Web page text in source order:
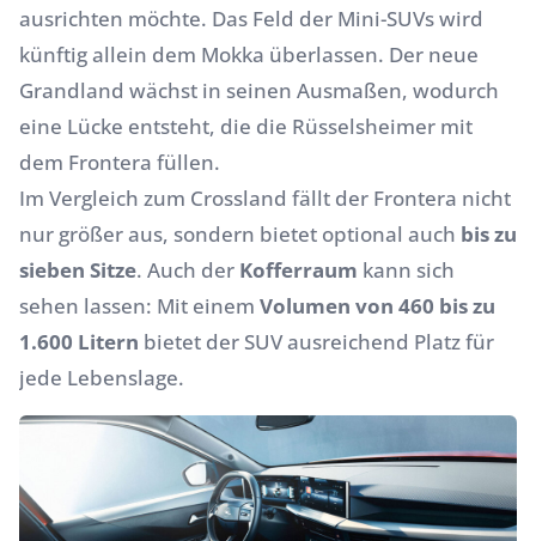
ausrichten möchte. Das Feld der Mini-SUVs wird
künftig allein dem Mokka überlassen. Der neue
Grandland wächst in seinen Ausmaßen, wodurch
eine Lücke entsteht, die die Rüsselsheimer mit
dem Frontera füllen.
Im Vergleich zum Crossland fällt der Frontera nicht
nur größer aus, sondern bietet optional auch bis zu
sieben Sitze. Auch der Kofferraum kann sich
sehen lassen: Mit einem Volumen von 460 bis zu
1.600 Litern bietet der SUV ausreichend Platz für
jede Lebenslage.